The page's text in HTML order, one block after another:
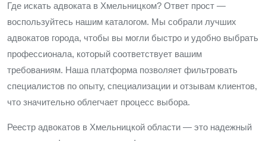
Где искать адвоката в Хмельницком? Ответ прост —
воспользуйтесь нашим каталогом. Мы собрали лучших
адвокатов города, чтобы вы могли быстро и удобно выбрать
профессионала, который соответствует вашим
требованиям. Наша платформа позволяет фильтровать
специалистов по опыту, специализации и отзывам клиентов,
что значительно облегчает процесс выбора.
Реестр адвокатов в Хмельницкой области — это надежный